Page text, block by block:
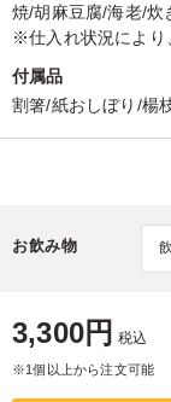
焼/胡麻豆腐/海老/炊
※仕入れ状況により
付属品
割箸/紙おしぼり/楊
お飲み物
3,300円 税込
※1個以上から注文可能